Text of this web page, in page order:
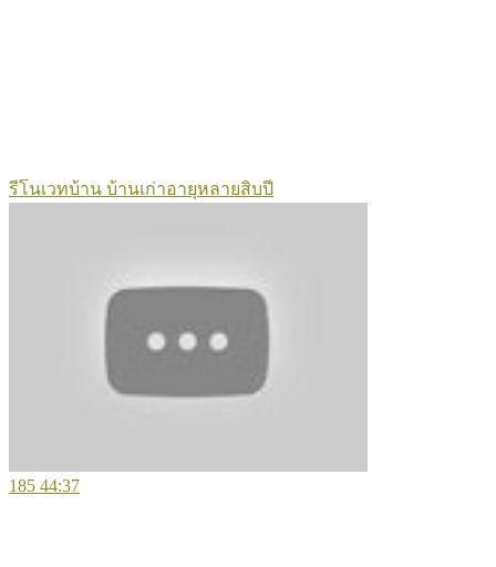
รีโนเวทบ้าน บ้านเก่าอายุหลายสิบปี
185 44:37